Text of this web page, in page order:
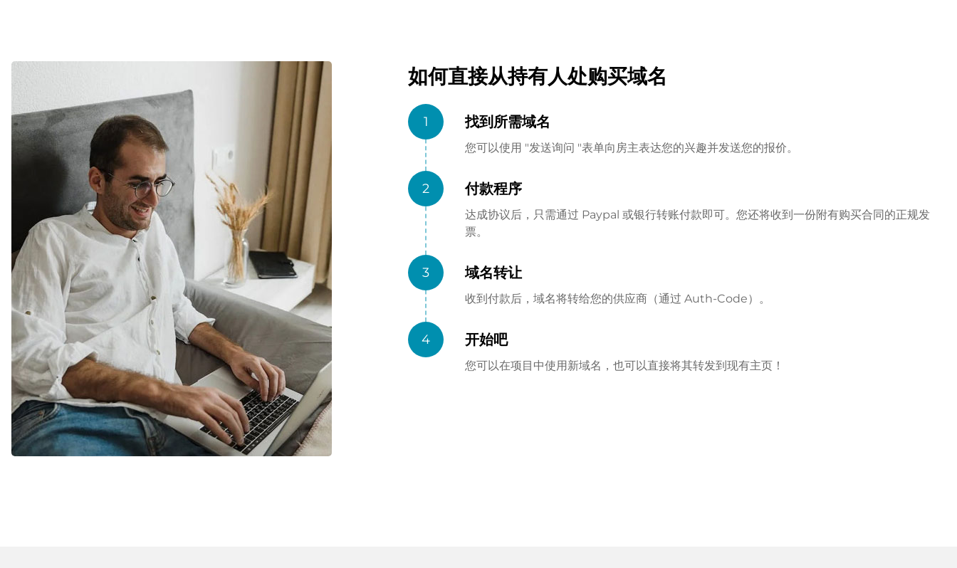
如何直接从持有人处购买域名
1 找到所需域名
您可以使用 "发送询问 "表单向房主表达您的兴趣并发送您的报价。
2 付款程序
达成协议后，只需通过 Paypal 或银行转账付款即可。您还将收到一份附有购买合同的正规发
票。
3 域名转让
收到付款后，域名将转给您的供应商（通过 Auth-Code）。
4 开始吧
您可以在项目中使用新域名，也可以直接将其转发到现有主页！